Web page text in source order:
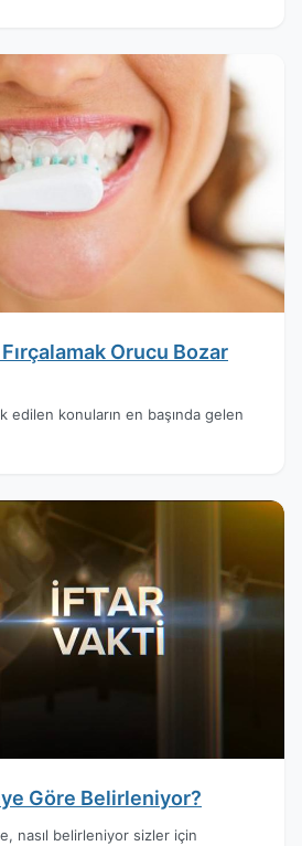
Orucu Bozar
edilen konuların en başında gelen
Göre Belirleniyor?
nasıl belirleniyor sizler için